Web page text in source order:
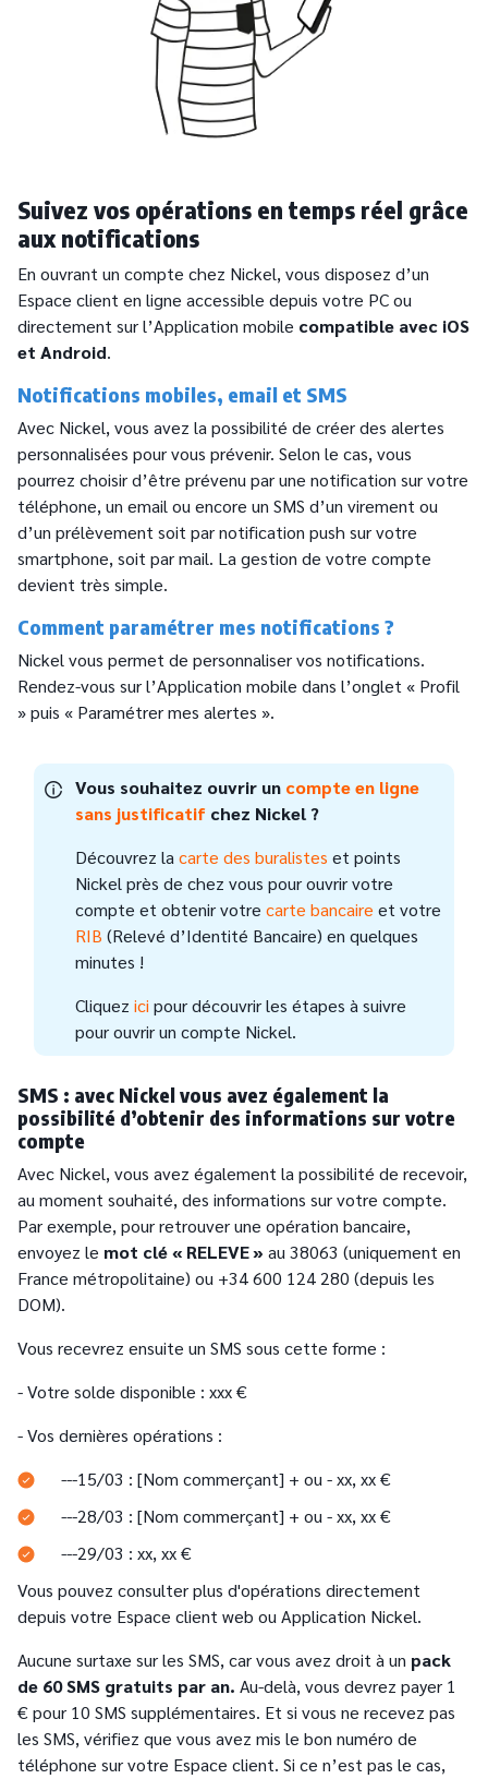
Suivez vos opérations en temps réel grâce
aux notifications
En ouvrant un compte chez Nickel, vous disposez d’un
Espace client en ligne accessible depuis votre PC ou
directement sur l’Application mobile compatible avec iOS
et Android.
Notifications mobiles, email et SMS
Avec Nickel, vous avez la possibilité de créer des alertes
personnalisées pour vous prévenir. Selon le cas, vous
pourrez choisir d’être prévenu par une notification sur votre
téléphone, un email ou encore un SMS d’un virement ou
d’un prélèvement soit par notification push sur votre
smartphone, soit par mail. La gestion de votre compte
devient très simple.
Comment paramétrer mes notifications ?
Nickel vous permet de personnaliser vos notifications.
Rendez-vous sur l’Application mobile dans l’onglet « Profil
» puis « Paramétrer mes alertes ».
Vous souhaitez ouvrir un compte en ligne
sans justificatif chez Nickel ?
Découvrez la carte des buralistes et points
Nickel près de chez vous pour ouvrir votre
compte et obtenir votre carte bancaire et votre
RIB (Relevé d’Identité Bancaire) en quelques
minutes !
Cliquez ici pour découvrir les étapes à suivre
pour ouvrir un compte Nickel.
SMS : avec Nickel vous avez également la
possibilité d’obtenir des informations sur votre
compte
Avec Nickel, vous avez également la possibilité de recevoir,
au moment souhaité, des informations sur votre compte.
Par exemple, pour retrouver une opération bancaire,
envoyez le mot clé « RELEVE » au 38063 (uniquement en
France métropolitaine) ou +34 600 124 280 (depuis les
DOM).
Vous recevrez ensuite un SMS sous cette forme :
- Votre solde disponible : xxx €
- Vos dernières opérations :
---15/03 : [Nom commerçant] + ou - xx, xx €
---28/03 : [Nom commerçant] + ou - xx, xx €
---29/03 : xx, xx €
Vous pouvez consulter plus d'opérations directement
depuis votre Espace client web ou Application Nickel.
Aucune surtaxe sur les SMS, car vous avez droit à un pack
de 60 SMS gratuits par an. Au-delà, vous devrez payer 1
€ pour 10 SMS supplémentaires. Et si vous ne recevez pas
les SMS, vérifiez que vous avez mis le bon numéro de
téléphone sur votre Espace client. Si ce n’est pas le cas,